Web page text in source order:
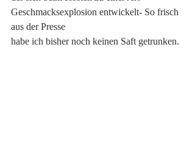
Geschmacksexplosion entwickelt- So frisch
aus der Presse
habe ich bisher noch keinen Saft getrunken.